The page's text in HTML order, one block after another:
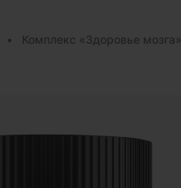
Комплекс «Здоровье мозга»